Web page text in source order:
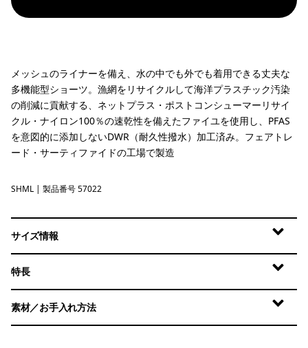
メッシュのライナーを備え、水の中でも外でも着用できる丈夫な
多機能型ショーツ。漁網をリサイクルして海洋プラスチック汚染
の削減に貢献する、ネットプラス・ポストコンシューマーリサイ
クル・ナイロン100％の速乾性を備えたファイユを使用し、PFAS
を意図的に添加しないDWR（耐久性撥水）加工済み。フェアトレ
ード・サーティファイドの工場で製造
Shelly Shelly: Mellow Melon
SHML | 製品番号 57022
サイズ情報
特長
素材／お手入れ方法